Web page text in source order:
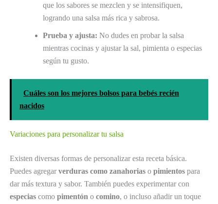
que los sabores se mezclen y se intensifiquen,
logrando una salsa más rica y sabrosa.
Prueba y ajusta: No dudes en probar la salsa
mientras cocinas y ajustar la sal, pimienta o especias
según tu gusto.
Cuáles son los mejores bolsos para bebés recién
nacidos
Variaciones para personalizar tu salsa
Existen diversas formas de personalizar esta receta básica.
Puedes agregar verduras como zanahorias o pimientos para
dar más textura y sabor. También puedes experimentar con
especias como pimentón o comino, o incluso añadir un toque